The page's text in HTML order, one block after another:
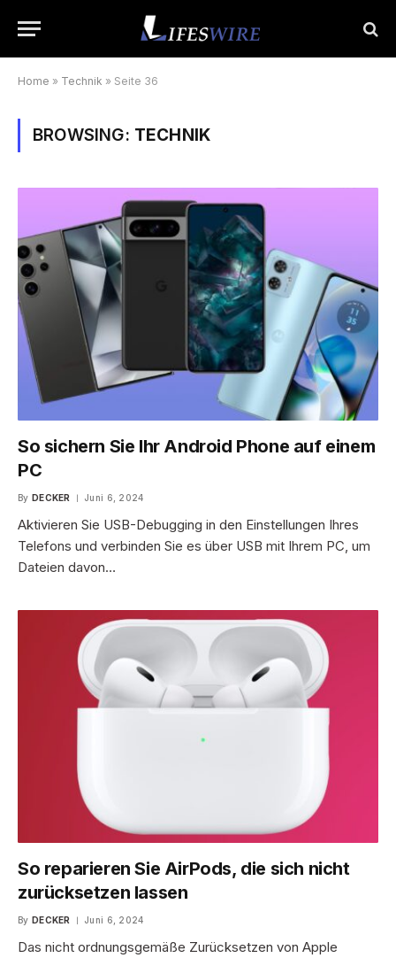
Home » Technik » Seite 36
BROWSING: TECHNIK
So sichern Sie Ihr Android Phone auf einem
PC
By DECKER Juni 6, 2024
Aktivieren Sie USB-Debugging in den Einstellungen Ihres
Telefons und verbinden Sie es über USB mit Ihrem PC, um
Dateien davon…
So reparieren Sie AirPods, die sich nicht
zurücksetzen lassen
By DECKER Juni 6, 2024
Das nicht ordnungsgemäße Zurücksetzen von Apple